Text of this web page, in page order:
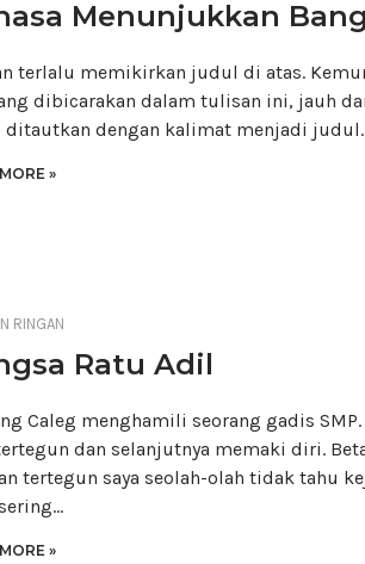
Menunjukkan
terlalu memikirkan judul di atas.
dibicarakan dalam tulisan ini, jauh
ditautkan dengan kalimat menjadi
»
RINGAN
Ratu Adil
Caleg menghamili seorang gadis
dan selanjutnya memaki diri.
tertegun saya seolah-olah tidak tahu
»